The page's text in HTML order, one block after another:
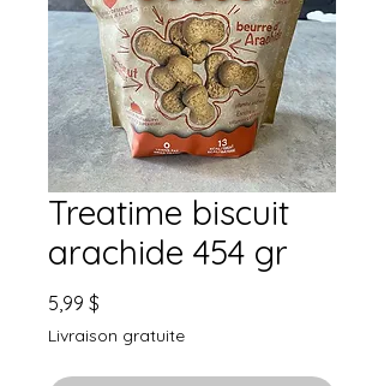
Treatime biscuit
arachide 454 gr
5,99 $
Livraison gratuite